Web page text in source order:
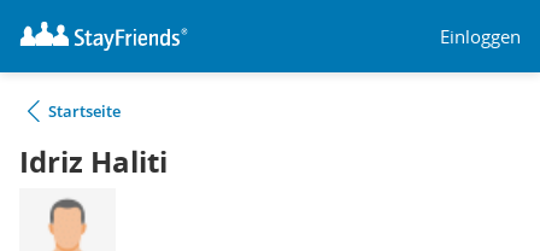
Einloggen
Startseite
Idriz Haliti